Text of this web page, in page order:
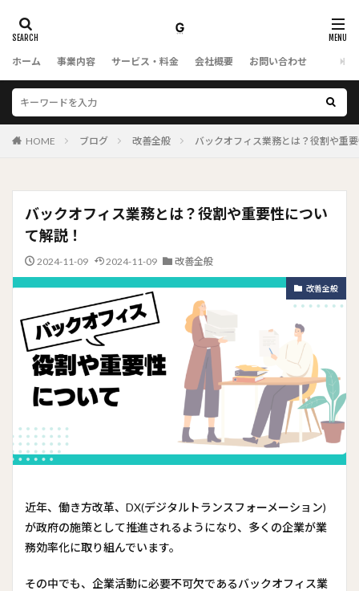
ホーム 事業内容 サービス・料金 会社概要 お問い合わせ
HOME ブログ 改善全般 バックオフィス業務とは？役割や重
バックオフィス業務とは？役割や重要性につい
て解説！
2024-11-09 2024-11-09 改善全般
改善全般
近年、働き方改革、DX(デジタルトランスフォーメーション)
が政府の施策として推進されるようになり、多くの企業が業
務効率化に取り組んでいます。
その中でも、企業活動に必要不可欠であるバックオフィス業